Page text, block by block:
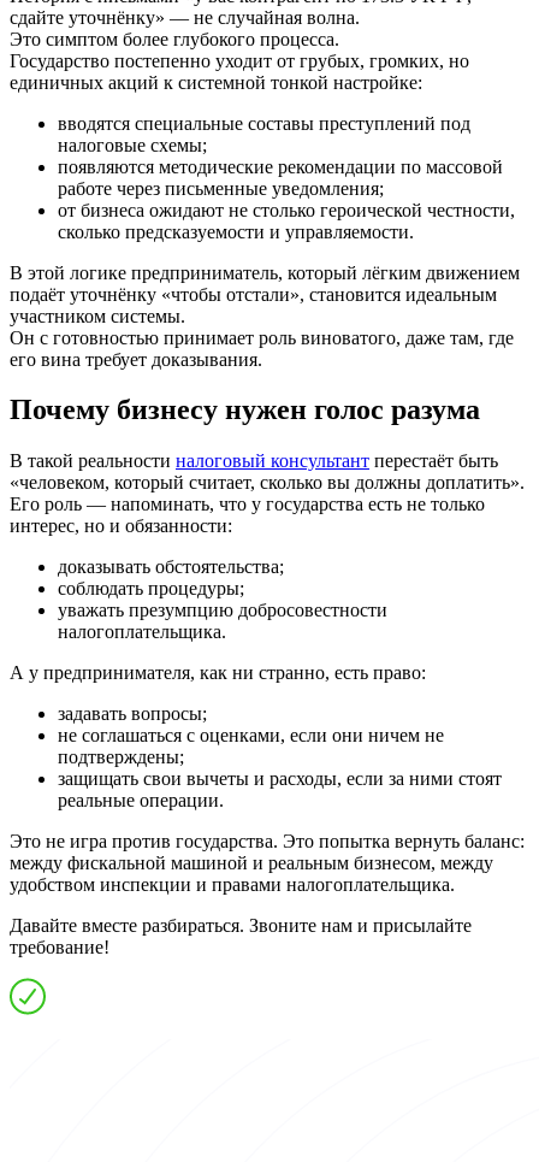
сдайте уточнёнку» — не случайная волна.
Это симптом более глубокого процесса.
Государство постепенно уходит от грубых, громких, но
единичных акций к системной тонкой настройке:
вводятся специальные составы преступлений под
налоговые схемы;
появляются методические рекомендации по массовой
работе через письменные уведомления;
от бизнеса ожидают не столько героической честности,
сколько предсказуемости и управляемости.
В этой логике предприниматель, который лёгким движением
подаёт уточнёнку «чтобы отстали», становится идеальным
участником системы.
Он с готовностью принимает роль виноватого, даже там, где
его вина требует доказывания.
Почему бизнесу нужен голос разума
В такой реальности налоговый консультант перестаёт быть
«человеком, который считает, сколько вы должны доплатить».
Его роль — напоминать, что у государства есть не только
интерес, но и обязанности:
доказывать обстоятельства;
соблюдать процедуры;
уважать презумпцию добросовестности
налогоплательщика.
А у предпринимателя, как ни странно, есть право:
задавать вопросы;
не соглашаться с оценками, если они ничем не
подтверждены;
защищать свои вычеты и расходы, если за ними стоят
реальные операции.
Это не игра против государства. Это попытка вернуть баланс:
между фискальной машиной и реальным бизнесом, между
удобством инспекции и правами налогоплательщика.
Давайте вместе разбираться. Звоните нам и присылайте
требование!